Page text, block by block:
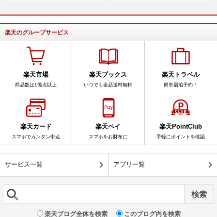
楽天のグループサービス
楽天市場
商品数は1億点以上
楽天ブックス
いつでも全品送料無料
楽天トラベル
簡単宿泊予約！
楽天カード
スマホでカンタン申込
楽天ペイ
スマホをお財布に
楽天PointClub
手軽にポイントを確認
サービス一覧 アプリ一覧
楽天ブログ全体を検索 このブログ内を検索